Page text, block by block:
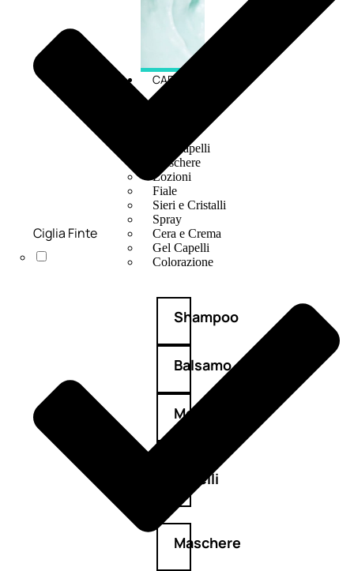
CAPELLI
Olii Capelli
Maschere
Lozioni
Fiale
Sieri e Cristalli
Spray
Cera e Crema
Gel Capelli
Colorazione
Shampoo
Balsamo
Mousse
capelli
Maschere
Ciglia Finte